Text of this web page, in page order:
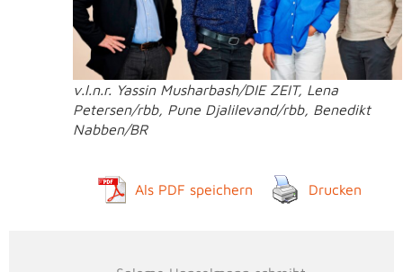
v.l.n.r. Yassin Musharbash/DIE ZEIT, Lena
Petersen/rbb, Pune Djalilevand/rbb, Benedikt
Nabben/BR
Als PDF speichern Drucken